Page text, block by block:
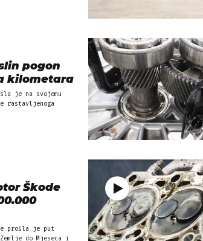
pogon
kilometara
je na svojemu
rastavljenoga
Škode
prošla je put
do Mjeseca i